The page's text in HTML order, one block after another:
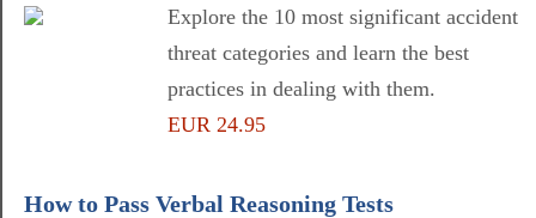
Explore the 10 most significant accident
threat categories and learn the best
practices in dealing with them.
EUR 24.95
How to Pass Verbal Reasoning Tests